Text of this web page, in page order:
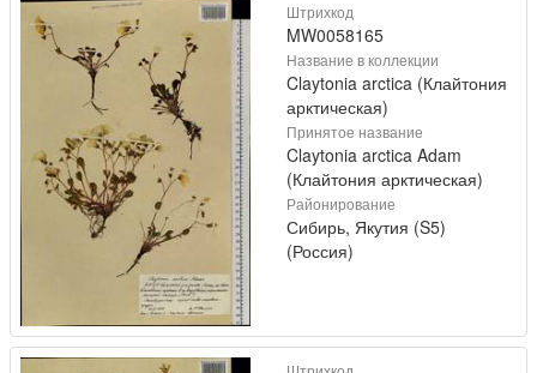
Штрихкод
MW0058165
Название в коллекции
Claytonia arctica (Клайтония
арктическая)
Принятое название
Claytonia arctica Adam
(Клайтония арктическая)
Районирование
Сибирь, Якутия (S5)
(Россия)